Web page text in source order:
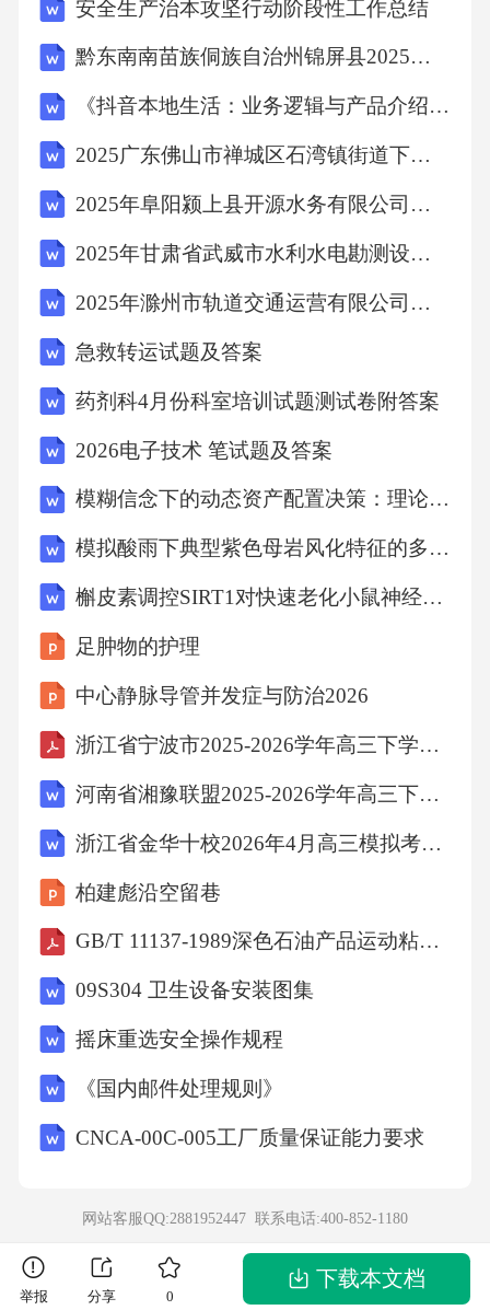
安全生产治本攻坚行动阶段性工作总结
黔东南南苗族侗族自治州锦屏县2025年数学三年级下学期期中考试模拟试题含答案解析
《抖音本地生活：业务逻辑与产品介绍》考试试卷
2025广东佛山市禅城区石湾镇街道下属公有企业人员招聘3人笔试历年常考点试题专练附带答案详解
2025年阜阳颍上县开源水务有限公司公开招聘劳务派遣工作人员12名笔试历年难易错考点试卷带答案解析
2025年甘肃省武威市水利水电勘测设计院有限公司招聘12人笔试历年难易错考点试卷带答案解析
2025年滁州市轨道交通运营有限公司第二批次社会招聘4人笔试历年典型考点题库附带答案详解
急救转运试题及答案
药剂科4月份科室培训试题测试卷附答案
2026电子技术 笔试题及答案
模糊信念下的动态资产配置决策：理论、模型与实证分析
模拟酸雨下典型紫色母岩风化特征的多维度解析与机制探究
槲皮素调控SIRT1对快速老化小鼠神经保护的机制探究
足肿物的护理
中心静脉导管并发症与防治2026
浙江省宁波市2025-2026学年高三下学期高考模拟考试英语+答案
河南省湘豫联盟2025-2026学年高三下学期四月阶段检测政治+答案
浙江省金华十校2026年4月高三模拟考试政治+答案
柏建彪沿空留巷
GB/T 11137-1989深色石油产品运动粘度测定法(逆流法)和动力粘度计算法
09S304 卫生设备安装图集
摇床重选安全操作规程
《国内邮件处理规则》
CNCA-00C-005工厂质量保证能力要求
网站客服QQ:2881952447 联系电话:400-852-1180
举报 分享 0
下载本文档